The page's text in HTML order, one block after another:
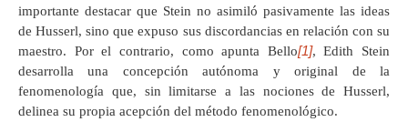
importante destacar que Stein no asimiló pasivamente las ideas
de Husserl, sino que expuso sus discordancias en relación con su
maestro. Por el contrario, como apunta Bello[1], Edith Stein
desarrolla una concepción autónoma y original de la
fenomenología que, sin limitarse a las nociones de Husserl,
delinea su propia acepción del método fenomenológico.